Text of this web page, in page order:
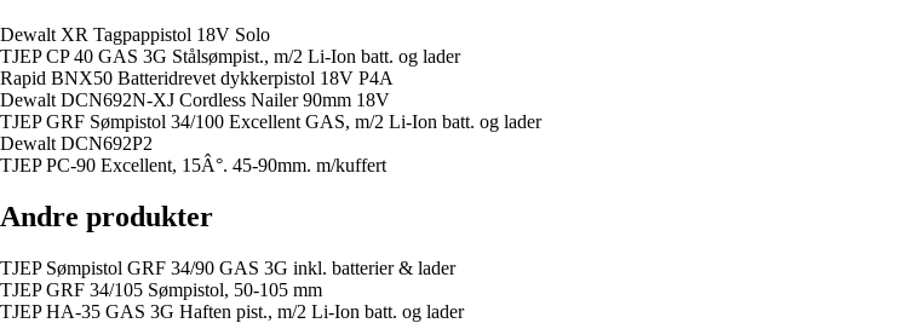
Dewalt XR Tagpappistol 18V Solo
TJEP CP 40 GAS 3G Stålsømpist., m/2 Li-Ion batt. og lader
Rapid BNX50 Batteridrevet dykkerpistol 18V P4A
Dewalt DCN692N-XJ Cordless Nailer 90mm 18V
TJEP GRF Sømpistol 34/100 Excellent GAS, m/2 Li-Ion batt. og lader
Dewalt DCN692P2
TJEP PC-90 Excellent, 15Â°. 45-90mm. m/kuffert
Andre produkter
TJEP Sømpistol GRF 34/90 GAS 3G inkl. batterier & lader
TJEP GRF 34/105 Sømpistol, 50-105 mm
TJEP HA-35 GAS 3G Haften pist., m/2 Li-Ion batt. og lader